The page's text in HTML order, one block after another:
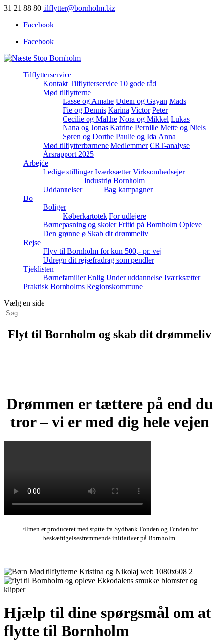
31 21 88 80 tilflytter@bornholm.biz
Facebook
Facebook
Tilflytterservice
Kontakt Tilflytterservice 10 gode råd
Mød tilflytterne
Lasse og Amalie Udeni og Gayan Mads
Fie og Dennis Karina Victor Peter
Cecilie og Malthe Nora og Mikkel Lukas
Nana og Jonas Katrine Pernille Mette og Niels
Søren og Dorthe Paulie og Ida Anna
Mød tilflytterbørnene Medlemmer CRT-analyse
Årsrapport 2025
Arbejde
Ledige stillinger Iværksætter Virksomhedsejer
Uddannelser
Industriø Bornholm
Bag kampagnen
Bo
Boliger
Køberkartotek For udlejere
Børnepasning og skoler Fritid på Bornholm Opleve
Den grønne ø Skab dit drømmeliv
Rejse
Flyv til Bornholm for kun 500,- pr. vej
Udregn dit rejsefradrag som pendler
Tjeklisten
Børnefamilier Enlig Under uddannelse Iværksætter
Praktisk Bornholms Regionskommune
Vælg en side
Flyt til Bornholm og skab dit drømmeliv
Drømmen er tættere på end du
tror – vi er med dig hele vejen
Filmen er produceret med støtte fra Sydbank Fonden og Fonden for
beskæftigelsesfremmende initiativer på Bornholm.
Hjælp til dine spørgsmål om at
flytte til Bornholm